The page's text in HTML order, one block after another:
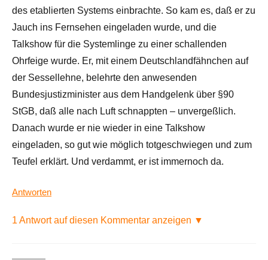
des etablierten Systems einbrachte. So kam es, daß er zu
Jauch ins Fernsehen eingeladen wurde, und die
Talkshow für die Systemlinge zu einer schallenden
Ohrfeige wurde. Er, mit einem Deutschlandfähnchen auf
der Sessellehne, belehrte den anwesenden
Bundesjustizminister aus dem Handgelenk über §90
StGB, daß alle nach Luft schnappten – unvergeßlich.
Danach wurde er nie wieder in eine Talkshow
eingeladen, so gut wie möglich totgeschwiegen und zum
Teufel erklärt. Und verdammt, er ist immernoch da.
Antworten
1 Antwort auf diesen Kommentar anzeigen ▼